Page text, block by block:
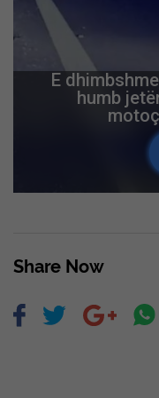
E
humb
Share Now